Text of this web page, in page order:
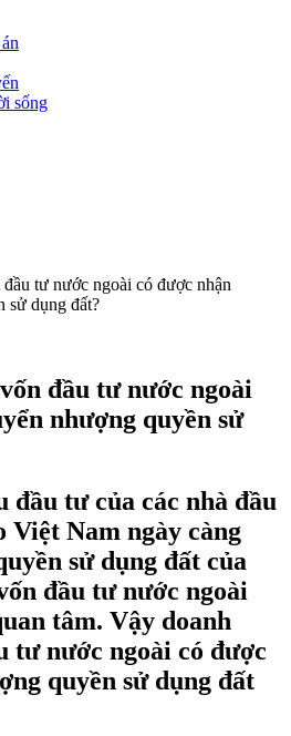
sống
tư nước ngoài có được nhận
sử dụng đất?
đầu tư nước ngoài
nhượng quyền sử
đầu tư của các nhà đầu
Việt Nam ngày càng
sử dụng đất của
đầu tư nước ngoài
tâm. Vậy doanh
tư nước ngoài có được
quyền sử dụng đất